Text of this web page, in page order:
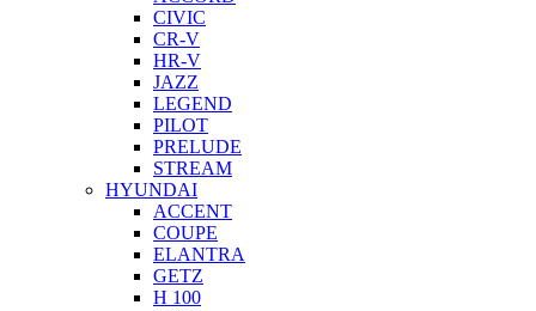
CIVIC
CR-V
HR-V
JAZZ
LEGEND
PILOT
PRELUDE
STREAM
HYUNDAI
ACCENT
COUPE
ELANTRA
GETZ
H 100